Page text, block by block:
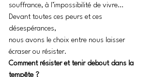
souffrance, à l’impossibilité de vivre…
Devant toutes ces peurs et ces
désespérances,
nous avons le choix entre nous laisser
écraser ou résister.
Comment résister et tenir debout dans la
tempête ?